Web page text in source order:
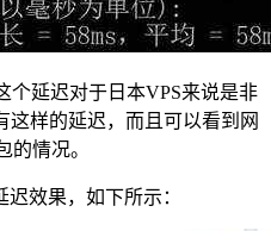
个延迟对于日本VPS来说是非
这样的延迟，而且可以看到网
的情况。
效果，如下所示：